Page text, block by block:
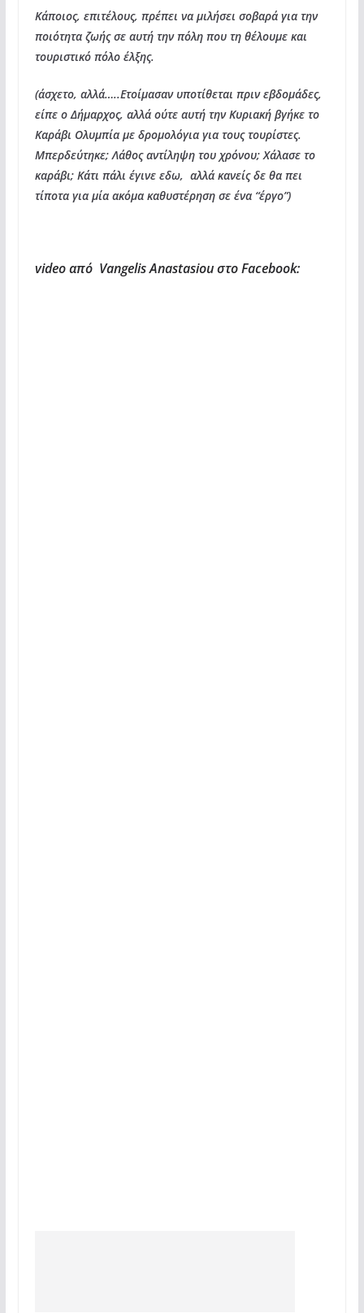
Κάποιος, επιτέλους, πρέπει να μιλήσει σοβαρά για την
ποιότητα ζωής σε αυτή την πόλη που τη θέλουμε και
τουριστικό πόλο έλξης.
(άσχετο, αλλά…..Ετοίμασαν υποτίθεται πριν εβδομάδες,
είπε ο Δήμαρχος, αλλά ούτε αυτή την Κυριακή βγήκε το
Καράβι Ολυμπία με δρομολόγια για τους τουρίστες.
Μπερδεύτηκε; Λάθος αντίληψη του χρόνου; Χάλασε το
καράβι; Κάτι πάλι έγινε εδω, αλλά κανείς δε θα πει
τίποτα για μία ακόμα καθυστέρηση σε ένα “έργο”)
video από Vangelis Anastasiou στο Facebook: